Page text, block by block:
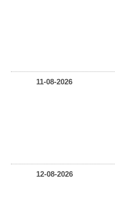
11-08-2026
12-08-2026